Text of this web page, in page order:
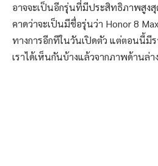
อาจจะเป็นอีกรุ่นที่มีประสิทธิภาพสูงสุ
คาดว่าจะเป็นมีชื่อรุ่นว่า Honor 8
ทางการอีกทีในวันเปิดตัว แต่ตอนนี้มี
เราได้เห็นกันบ้างแล้วจากภาพด้านล่าง